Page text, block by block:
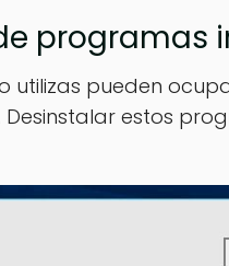
programas
utilizas pueden
estos